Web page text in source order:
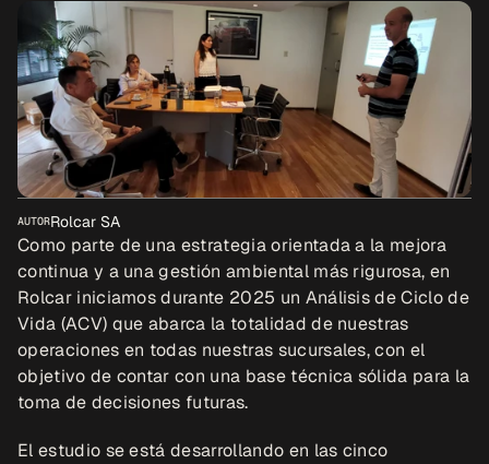
AUTORRolcar SA
Como parte de una estrategia orientada a la mejora
continua y a una gestión ambiental más rigurosa, en
Rolcar iniciamos durante 2025 un Análisis de Ciclo de
Vida (ACV) que abarca la totalidad de nuestras
operaciones en todas nuestras sucursales, con el
objetivo de contar con una base técnica sólida para la
toma de decisiones futuras.
El estudio se está desarrollando en las cinco